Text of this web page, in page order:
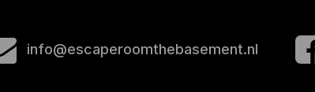
info@escaperoomthebasement.nl